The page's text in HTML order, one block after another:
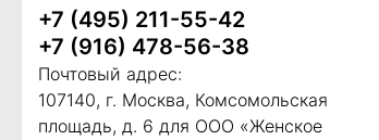
+7 (495) 211-55-42
+7 (916) 478-56-38
Почтовый адрес:
107140, г. Москва, Комсомольская
площадь, д. 6 для ООО «Женское